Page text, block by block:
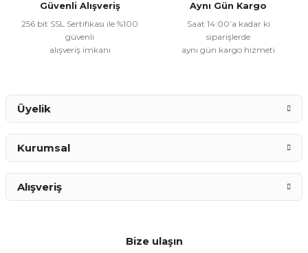
Güvenli Alışveriş
256 bit SSL Sertifikası ile %100
güvenli
alışveriş imkanı
Aynı Gün Kargo
Saat 14:00’a kadar ki
siparişlerde
aynı gün kargo hizmeti
Bize ulaşın
Üyelik
Kurumsal
Alışveriş